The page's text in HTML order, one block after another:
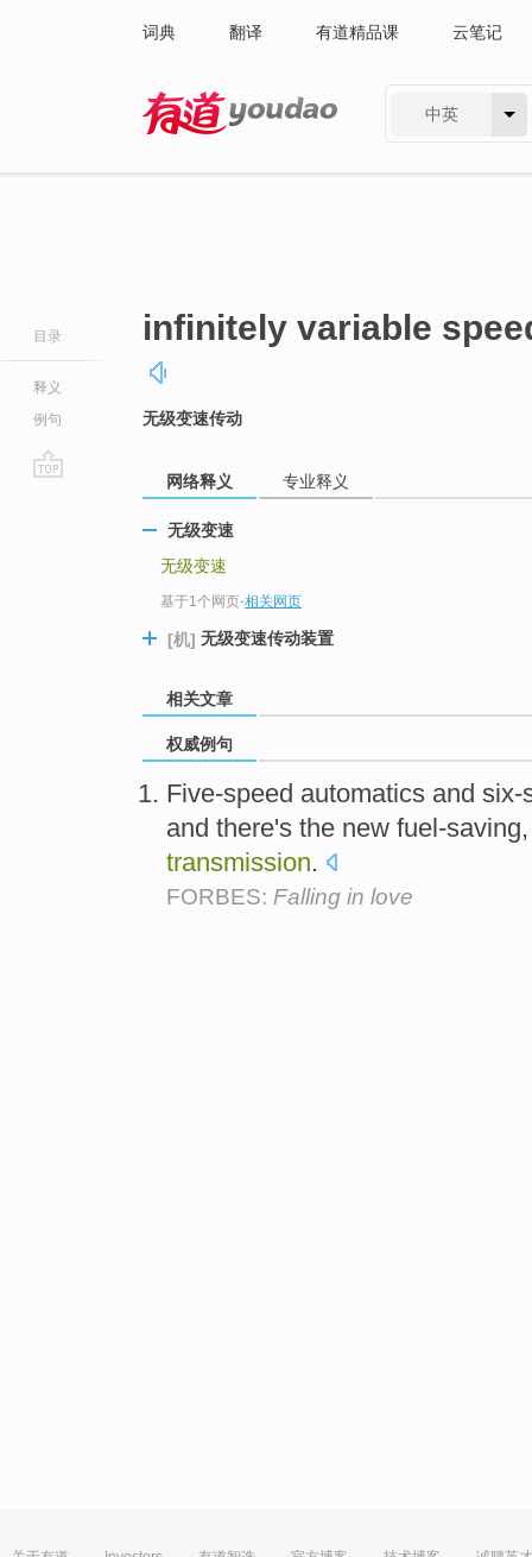
词典 翻译 有道精品课 云笔记
中英
目录
释义
例句
infinitely variable
无级变速传动
网络释义 专业释义
无级变速
无级变速
基于1个网页-相关网页
[机] 无级变速传动装置
相关文章
权威例句
Five-speed automatics and
and there's the new fuel-
transmission.
FORBES: Falling in love